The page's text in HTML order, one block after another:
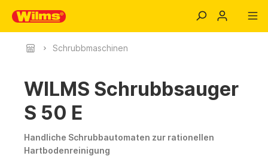
Schrubbmaschinen
WILMS Schrubbsauger
S 50 E
Handliche Schrubbautomaten zur rationellen
Hartbodenreinigung